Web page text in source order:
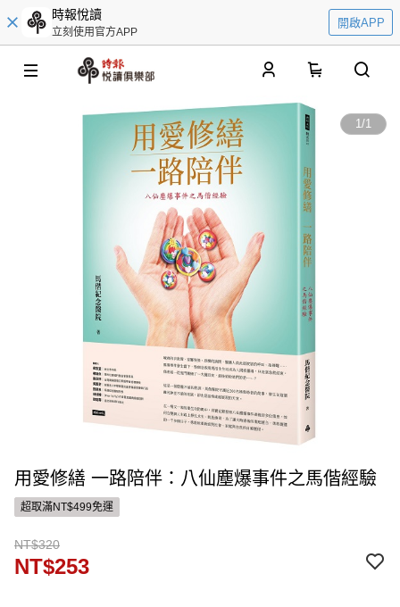
時報悅讀
立刻使用官方APP
開啟APP
1/1
用愛修繕 一路陪伴：八仙塵爆事件之馬偕經驗
超取滿NT$499免運
NT$320
NT$253